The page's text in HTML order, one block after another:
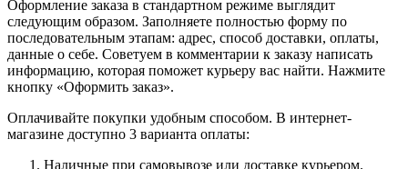
Оформление заказа в стандартном режиме выглядит
следующим образом. Заполняете полностью форму по
последовательным этапам: адрес, способ доставки, оплаты,
данные о себе. Советуем в комментарии к заказу написать
информацию, которая поможет курьеру вас найти. Нажмите
кнопку «Оформить заказ».
Оплачивайте покупки удобным способом. В интернет-
магазине доступно 3 варианта оплаты:
Наличные при самовывозе или доставке курьером.